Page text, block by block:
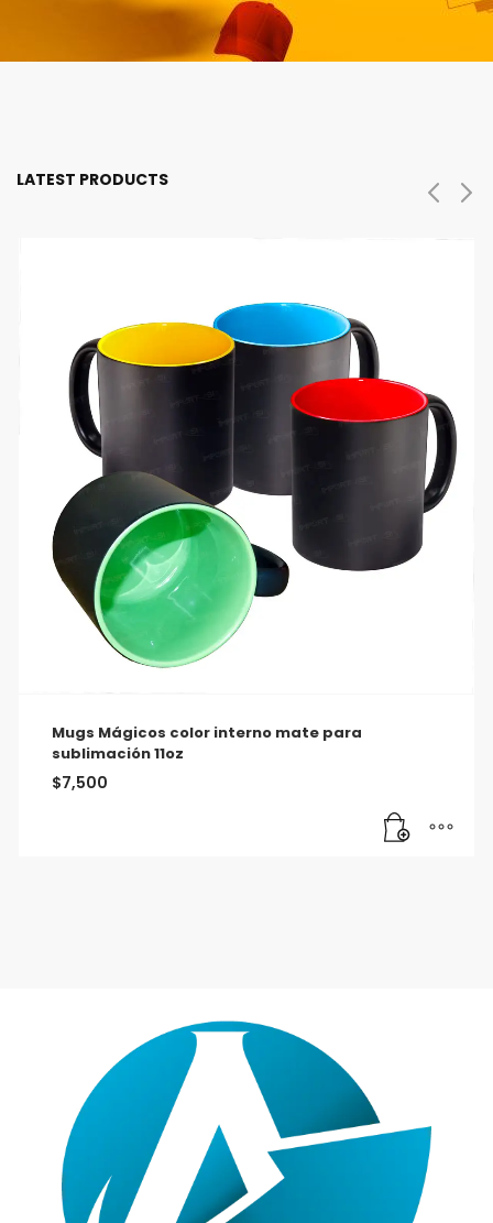
LATEST PRODUCTS
Mugs Mágicos color interno mate para
sublimación 11oz
$7,500